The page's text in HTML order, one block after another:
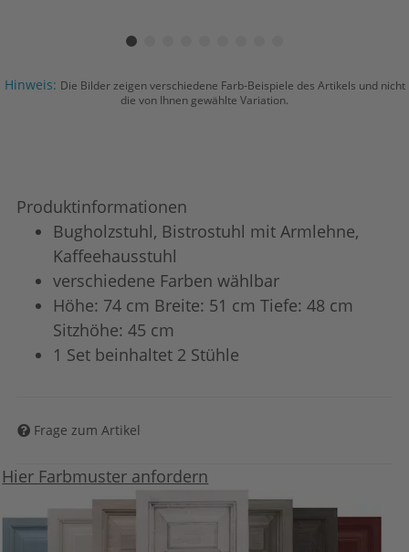
Hinweis: Die Bilder zeigen verschiedene Farb-Beispiele des Artikels und nicht
die von Ihnen gewählte Variation.
Produktinformationen
Bugholzstuhl, Bistrostuhl mit Armlehne,
Kaffeehausstuhl
verschiedene Farben wählbar
Höhe: 74 cm Breite: 51 cm Tiefe: 48 cm
Sitzhöhe: 45 cm
1 Set beinhaltet 2 Stühle
Frage zum Artikel
Hier Farbmuster anfordern